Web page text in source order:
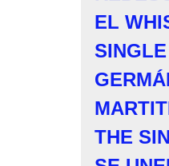
EL
THE